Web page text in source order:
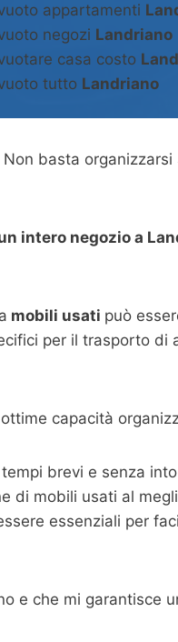
appartamenti
negozi Landriano
casa costo
tutto Landriano
Non basta
intero negozio a
mobili usati può
per il trasporto di
capacità
brevi e senza
di mobili usati al
essenziali per
e che mi garantisce